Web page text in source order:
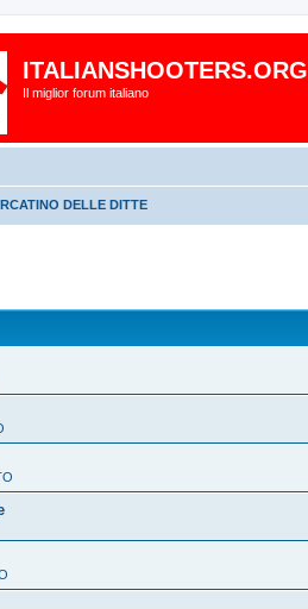
ITALIANSHOOTERS.ORG
Il miglior forum italiano
DELLE DITTE